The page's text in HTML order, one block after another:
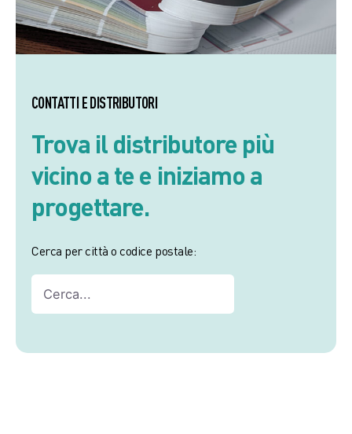
CONTATTI E DISTRIBUTORI
Trova il distributore più
vicino a te e iniziamo a
progettare.
Cerca per città o codice postale: